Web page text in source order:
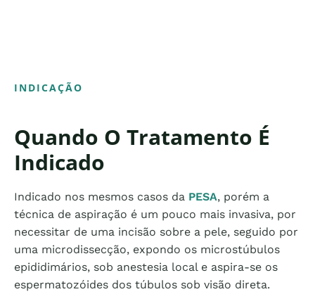
INDICAÇÃO
Quando O Tratamento É
Indicado
Indicado nos mesmos casos da PESA, porém a
técnica de aspiração é um pouco mais invasiva, por
necessitar de uma incisão sobre a pele, seguido por
uma microdissecção, expondo os microstúbulos
epididimários, sob anestesia local e aspira-se os
espermatozóides dos túbulos sob visão direta.